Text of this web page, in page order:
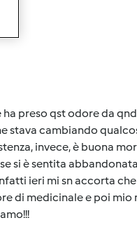
preso qst odore da
stava cambiando
invece, è buona
si è sentita abbandonata
ieri mi sn accorta
di medicinale e poi mio